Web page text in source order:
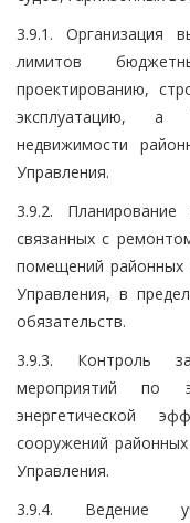
3.9.1. Организация
лимитов
проектированию,
эксплуатацию, а
недвижимости
Управления.
3.9.2.
связанных с
помещений районных
Управления, в
обязательств.
3.9.3. Контроль
мероприятий по
энергетической
сооружений
Управления.
3.9.4. Ведение